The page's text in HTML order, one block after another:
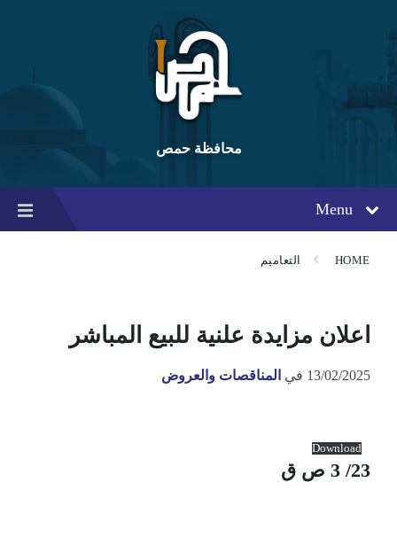
content
main
navigation
footer
محافظة حمص
Menu
HOME التعاميم
اعلان مزايدة علنية للبيع المباشر
13/02/2025 في المناقصات والعروض
Download
23/ 3 ص ق